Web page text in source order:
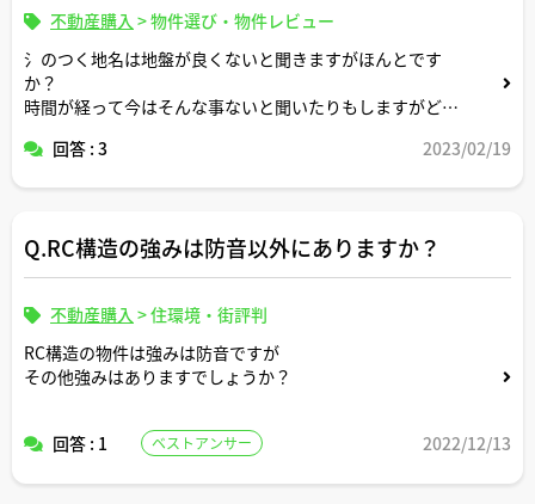
不動産購入 >物件選び・物件レビュー
氵のつく地名は地盤が良くないと聞きますがほんとです
か？
時間が経って今はそんな事ないと聞いたりもしますがどう
回答 : 3 2023/02/19
Q.RC構造の強みは防音以外にありますか？
不動産購入 >住環境・街評判
RC構造の物件は強みは防音ですが
その他強みはありますでしょうか？
回答 : 1 ベストアンサー 2022/12/13